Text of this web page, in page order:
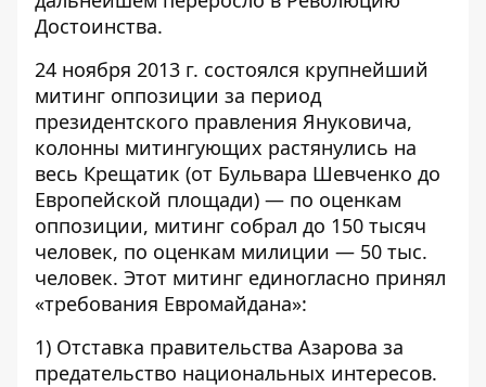
Достоинства.
24 ноября 2013 г. состоялся крупнейший
митинг оппозиции за период
президентского правления Януковича,
колонны митингующих растянулись на
весь Крещатик (от Бульвара Шевченко до
Европейской площади) — по оценкам
оппозиции, митинг собрал до 150 тысяч
человек, по оценкам милиции — 50 тыс.
человек. Этот митинг единогласно принял
«требования Евромайдана»:
1) Отставка правительства Азарова за
предательство национальных интересов.